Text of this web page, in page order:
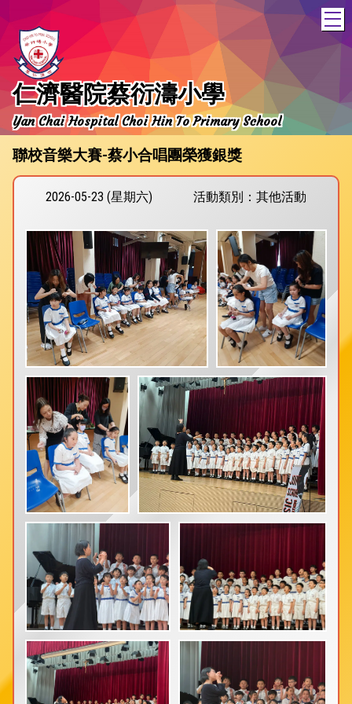
仁濟醫院蔡衍濤小學
Yan Chai Hospital Choi Hin To Primary School
聯校音樂大賽-蔡小合唱團榮獲銀獎
2026-05-23 (星期六) 活動類別：其他活動